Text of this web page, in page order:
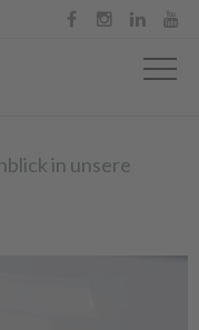
   
in unsere